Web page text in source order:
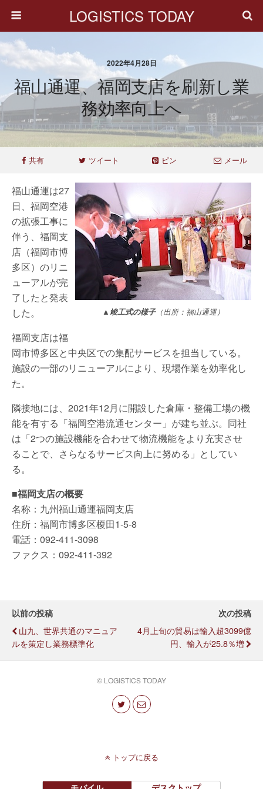
LOGISTICS TODAY
2022年4月28日
福山通運、福岡支店を刷新し業
務効率向上へ
共有 ツイート ピン メール
▲竣工式の様子（出所：福山通運）
福山通運は27
日、福岡空港
の拡張工事に
伴う、福岡支
店（福岡市博
多区）のリニ
ューアルが完
了したと発表
した。
福岡支店は福
岡市博多区と中央区での集配サービスを担当している。
施設の一部のリニューアルにより、現場作業を効率化し
た。
隣接地には、2021年12月に開設した倉庫・整備工場の機
能を有する「福岡空港流通センター」が建ち並ぶ。同社
は「2つの施設機能を合わせて物流機能をより充実させ
ることで、さらなるサービス向上に努める」としてい
る。
■福岡支店の概要
名称：九州福山通運福岡支店
住所：福岡市博多区榎田1-5-8
電話：092-411-3098
ファクス：092-411-392
以前の投稿
山九、世界共通のマニュア
ルを策定し業務標準化
次の投稿
4月上旬の貿易は輸入超3099億
円、輸入が25.8％増
© LOGISTICS TODAY
トップに戻る